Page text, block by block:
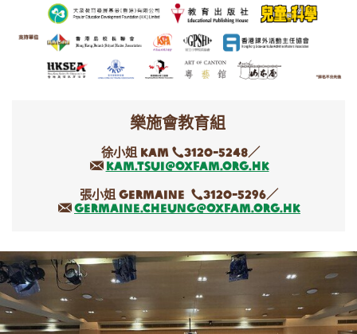
樂施會教育組
徐小姐 Kam
3120-5248／
kam.tsui@oxfam.org.hk
張小姐 Germaine
3120-5296／
germaine.cheung@oxfam.org.hk